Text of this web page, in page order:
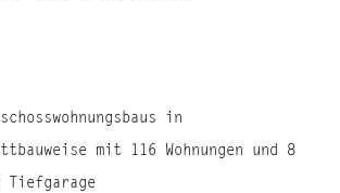
in
mit 116 Wohnungen und 8
Tiefgarage